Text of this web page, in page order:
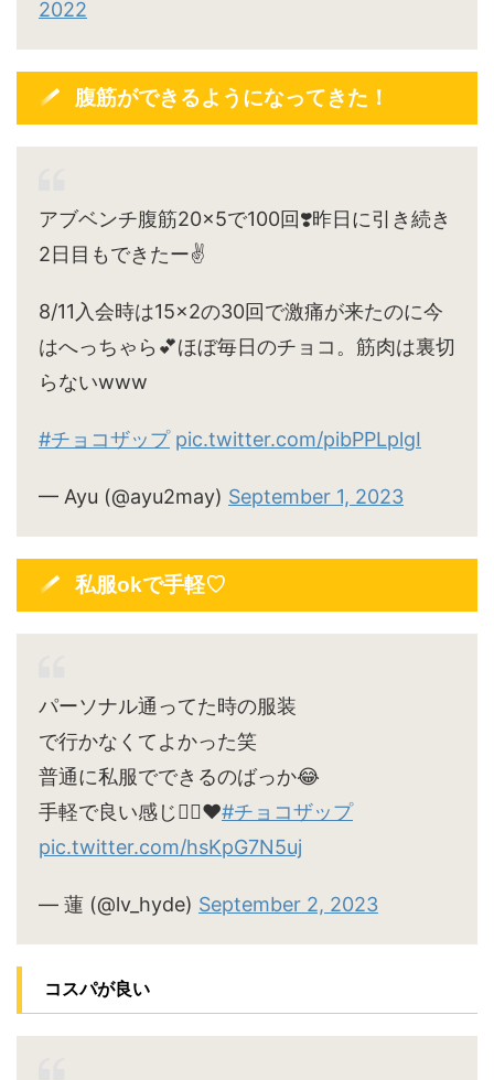
2022
腹筋ができるようになってきた！
アブベンチ腹筋20×5で100回❣️昨日に引き続き
2日目もできたー✌️
8/11入会時は15×2の30回で激痛が来たのに今
はへっちゃら💕ほぼ毎日のチョコ。筋肉は裏切
らないwww
#チョコザップ pic.twitter.com/pibPPLplgI
— Ayu (@ayu2may) September 1, 2023
私服okで手軽♡
パーソナル通ってた時の服装
で行かなくてよかった笑
普通に私服でできるのばっか😂
手軽で良い感じ🙆‍♀️♥#チョコザップ
pic.twitter.com/hsKpG7N5uj
— 蓮 (@lv_hyde) September 2, 2023
コスパが良い